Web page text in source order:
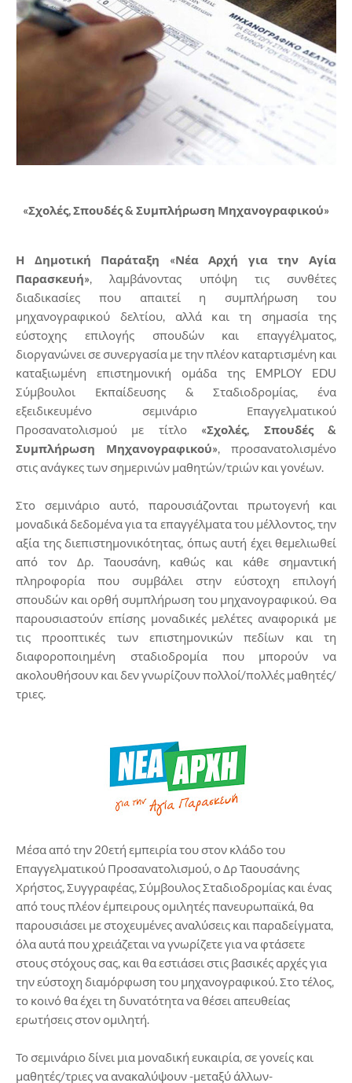
«Σχολές, Σπουδές & Συμπλήρωση Μηχανογραφικού»
Η Δημοτική Παράταξη «Νέα Αρχή για την Αγία
Παρασκευή», λαμβάνοντας υπόψη τις συνθέτες
διαδικασίες που απαιτεί η συμπλήρωση του
μηχανογραφικού δελτίου, αλλά και τη σημασία της
εύστοχης επιλογής σπουδών και επαγγέλματος,
διοργανώνει σε συνεργασία με την πλέον καταρτισμένη και
καταξιωμένη επιστημονική ομάδα της EMPLOY EDU
Σύμβουλοι Εκπαίδευσης & Σταδιοδρομίας, ένα
εξειδικευμένο σεμινάριο Επαγγελματικού
Προσανατολισμού με τίτλο «Σχολές, Σπουδές &
Συμπλήρωση Μηχανογραφικού», προσανατολισμένο
στις ανάγκες των σημερινών μαθητών/τριών και γονέων.
Στο σεμινάριο αυτό, παρουσιάζονται πρωτογενή και
μοναδικά δεδομένα για τα επαγγέλματα του μέλλοντος, την
αξία της διεπιστημονικότητας, όπως αυτή έχει θεμελιωθεί
από τον Δρ. Ταουσάνη, καθώς και κάθε σημαντική
πληροφορία που συμβάλει στην εύστοχη επιλογή
σπουδών και ορθή συμπλήρωση του μηχανογραφικού. Θα
παρουσιαστούν επίσης μοναδικές μελέτες αναφορικά με
τις προοπτικές των επιστημονικών πεδίων και τη
διαφοροποιημένη σταδιοδρομία που μπορούν να
ακολουθήσουν και δεν γνωρίζουν πολλοί/πολλές μαθητές/
τριες.
Μέσα από την 20ετή εμπειρία του στον κλάδο του
Επαγγελματικού Προσανατολισμού, ο Δρ Ταουσάνης
Χρήστος, Συγγραφέας, Σύμβουλος Σταδιοδρομίας και ένας
από τους πλέον έμπειρους ομιλητές πανευρωπαϊκά, θα
παρουσιάσει με στοχευμένες αναλύσεις και παραδείγματα,
όλα αυτά που χρειάζεται να γνωρίζετε για να φτάσετε
στους στόχους σας, και θα εστιάσει στις βασικές αρχές για
την εύστοχη διαμόρφωση του μηχανογραφικού. Στο τέλος,
το κοινό θα έχει τη δυνατότητα να θέσει απευθείας
ερωτήσεις στον ομιλητή.
Το σεμινάριο δίνει μια μοναδική ευκαιρία, σε γονείς και
μαθητές/τριες να ανακαλύψουν -μεταξύ άλλων-